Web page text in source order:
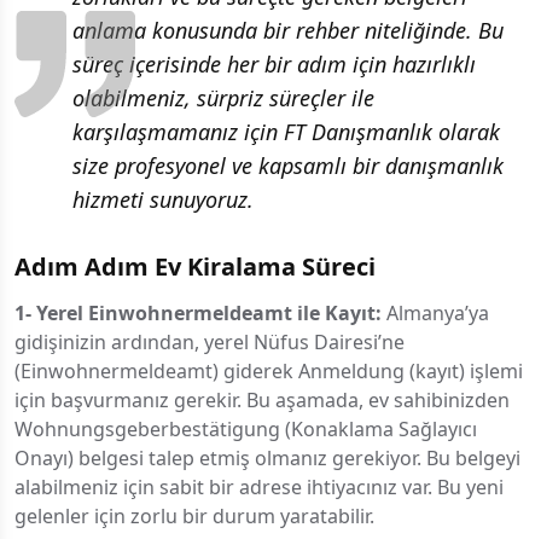
anlama konusunda bir rehber niteliğinde. Bu
süreç içerisinde her bir adım için hazırlıklı
olabilmeniz, sürpriz süreçler ile
karşılaşmamanız için FT Danışmanlık olarak
size profesyonel ve kapsamlı bir danışmanlık
hizmeti sunuyoruz.
Adım Adım Ev Kiralama Süreci
1- Yerel Einwohnermeldeamt ile Kayıt: Almanya’ya
gidişinizin ardından, yerel Nüfus Dairesi’ne
(Einwohnermeldeamt) giderek Anmeldung (kayıt) işlemi
için başvurmanız gerekir. Bu aşamada, ev sahibinizden
Wohnungsgeberbestätigung (Konaklama Sağlayıcı
Onayı) belgesi talep etmiş olmanız gerekiyor. Bu belgeyi
alabilmeniz için sabit bir adrese ihtiyacınız var. Bu yeni
gelenler için zorlu bir durum yaratabilir.